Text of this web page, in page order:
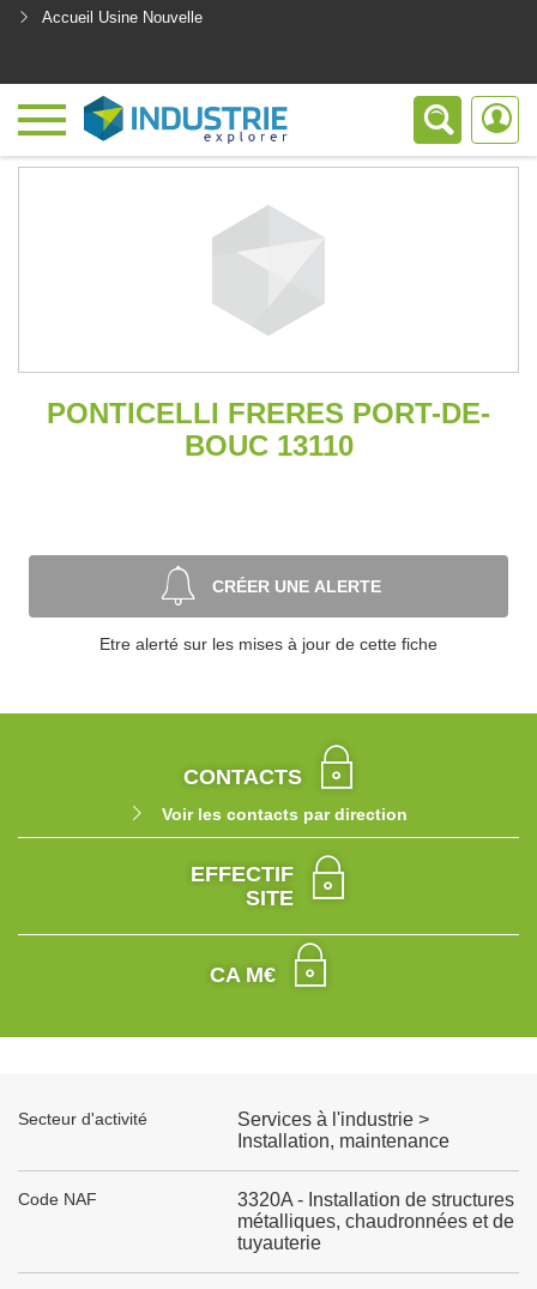
Accueil Usine Nouvelle
PONTICELLI FRERES PORT-DE-
BOUC 13110
CRÉER UNE ALERTE
Etre alerté sur les mises à jour de cette fiche
CONTACTS
Voir les contacts par direction
EFFECTIF
SITE
CA M€
Secteur d'activité
Services à l'industrie >
Installation, maintenance
Code NAF
3320A - Installation de structures
métalliques, chaudronnées et de
tuyauterie